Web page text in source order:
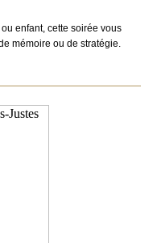
enfant, cette soirée vous
mémoire ou de stratégie.